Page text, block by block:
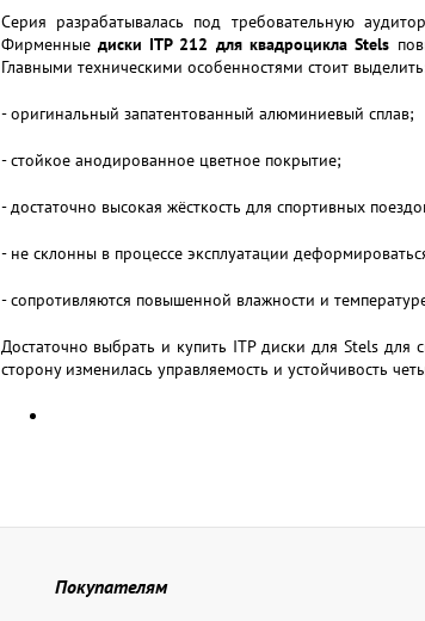
Серия разрабатывалась под требовательную
Фирменные диски ITP 212 для квадроцикла Stels
Главными техническими особенностями стоит
- оригинальный запатентованный алюминиевый сплав;
- стойкое анодированное цветное покрытие;
- достаточно высокая жёсткость для спортивных
- не склонны в процессе эксплуатации
- сопротивляются повышенной влажности и
Достаточно выбрать и купить ITP диски для Stels для
сторону изменилась управляемость и устойчивость
Покупателям